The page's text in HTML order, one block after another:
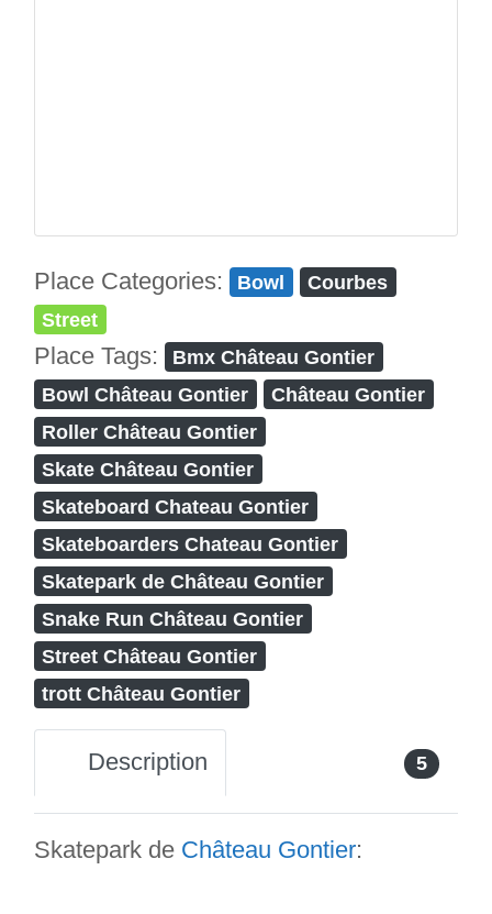
Place Categories: Bowl
Courbes
Street
Place Tags:
Bmx Château Gontier
Bowl Château Gontier
Château Gontier
Roller Château Gontier
Skate Château Gontier
Skateboard Chateau Gontier
Skateboarders Chateau Gontier
Skatepark de Château Gontier
Snake Run Château Gontier
Street Château Gontier
trott Château Gontier
Description 5
Skatepark de Château Gontier: